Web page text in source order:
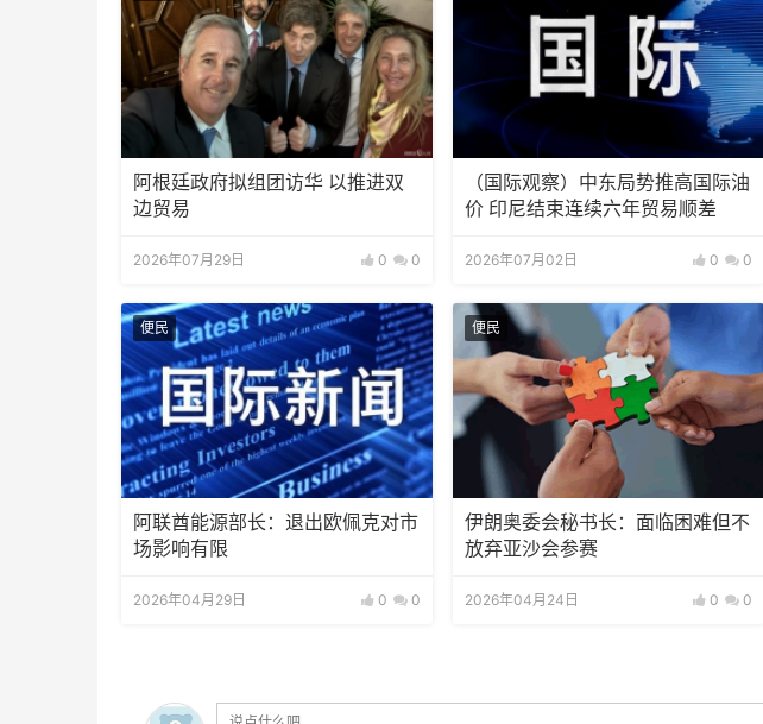
阿根廷政府拟组团访华 以推进双
边贸易
2026年07月29日 0 0
（国际观察）中东局势推高国际油
价 印尼结束连续六年贸易顺差
2026年07月02日 0 0
便民
阿联酋能源部长：退出欧佩克对市
场影响有限
2026年04月29日 0 0
便民
伊朗奥委会秘书长：面临困难但不
放弃亚沙会参赛
2026年04月24日 0 0